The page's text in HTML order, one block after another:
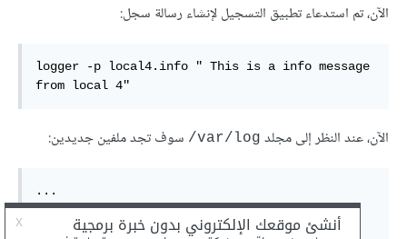
الآن، تم استدعاء تطبيق التسجيل لإنشاء رسالة سجل:
logger -p local4.info " This is a info message
from local 4"
الآن، عند النظر إلى مجلد var/log/ سوف تجد ملفين جديدين:
...
...
-rw-------  1 root root      0 Dec  9 11:21